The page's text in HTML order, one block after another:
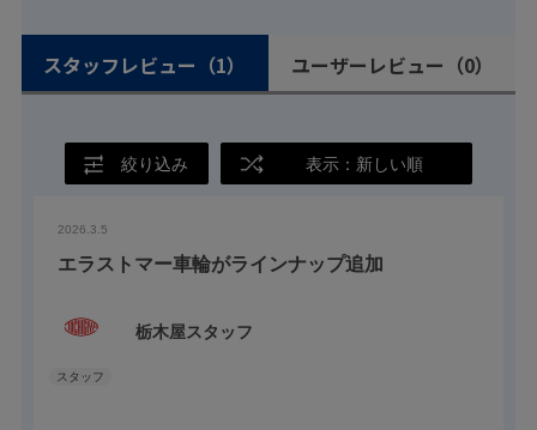
スタッフレビュー （1） ユーザーレビュー （0）
絞り込み 表示：新しい順
2026.3.5
エラストマー車輪がラインナップ追加
栃木屋スタッフ